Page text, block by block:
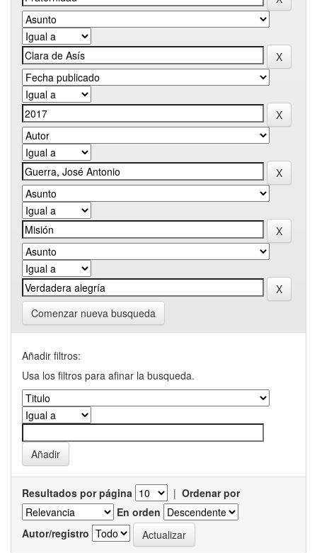
Comenzar nueva busqueda
Añadir filtros:
Usa los filtros para afinar la busqueda.
Resultados por página | Ordenar por
En orden
Autor/registro